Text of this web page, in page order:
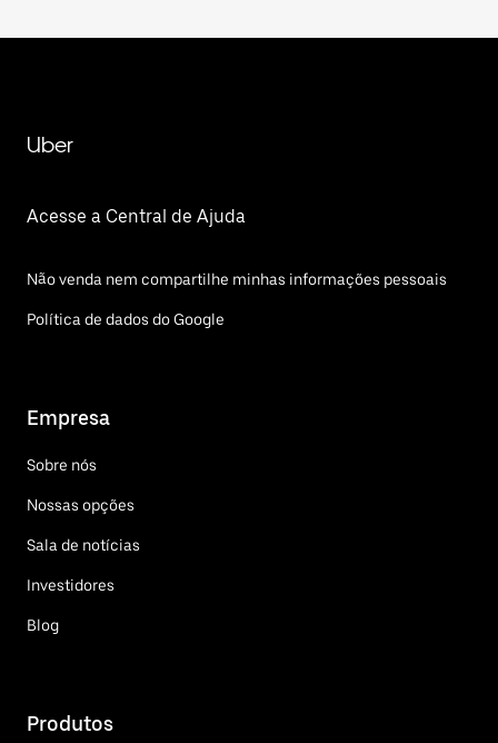
Uber
Acesse a Central de Ajuda
Não venda nem compartilhe minhas informações pessoais
Política de dados do Google
Empresa
Sobre nós
Nossas opções
Sala de notícias
Investidores
Blog
Produtos